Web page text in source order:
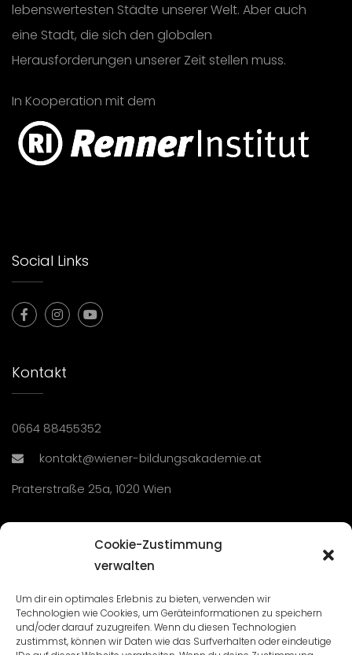
Cookie-Zustimmung
verwalten
Um dir ein optimales Erlebnis zu bieten, verwenden wir
Technologien wie Cookies, um Geräteinformationen zu speichern
und/oder darauf zuzugreifen. Wenn du diesen Technologien
zustimmst, können wir Daten wie das Surfverhalten oder eindeutige
lebenswertesten Städte unserer Welt. Aber auch
eine Stadt, die sich den globalen
Herausforderungen unserer Zeit stellen muss.
In Kooperation mit dem
Social Links
Kontakt
0664 88455352
kontakt@wiener-bildungsakademie.at
Praterstraße 25a, 1020 Wien
Seminare und Veranstaltungen
Lehrgänge